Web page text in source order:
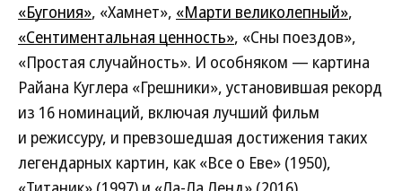
«Бугония», «Хамнет», «Марти великолепный»,
«Сентиментальная ценность», «Сны поездов»,
«Простая случайность». И особняком — картина
Райана Куглера «Грешники», установившая рекорд
из 16 номинаций, включая лучший фильм
и режиссуру, и превзошедшая достижения таких
легендарных картин, как «Все о Еве» (1950),